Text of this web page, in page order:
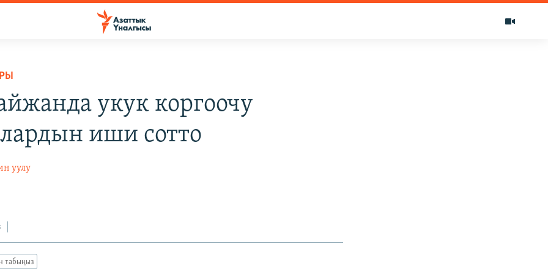
укук коргоочу
иши сотто
уулу
табыңыз